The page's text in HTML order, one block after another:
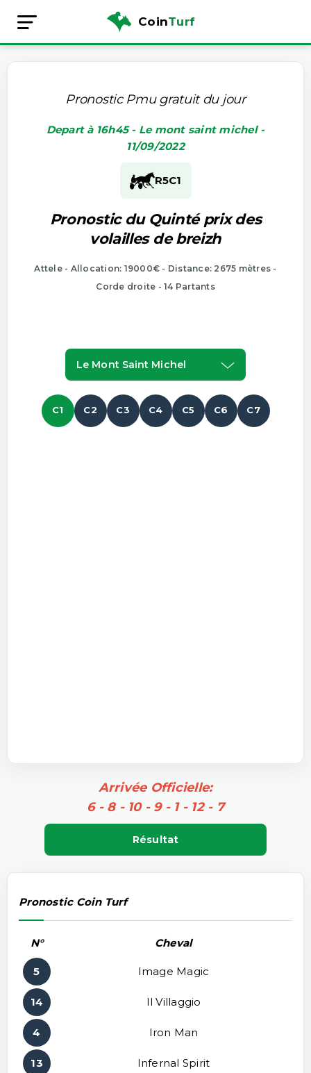
CoinTurf
Pronostic Pmu gratuit du jour
Depart à 16h45 - Le mont saint michel -
11/09/2022
R5C1
Pronostic du Quinté prix des
volailles de breizh
Attele - Allocation: 19000€ - Distance: 2675 mètres -
Corde droite - 14 Partants
Le Mont Saint Michel
C1 C2 C3 C4 C5 C6 C7
Arrivée Officielle:
6 - 8 - 10 - 9 - 1 - 12 - 7
Résultat
Pronostic Coin Turf
N° Cheval
5 Image Magic
14 Il Villaggio
4 Iron Man
13 Infernal Spirit